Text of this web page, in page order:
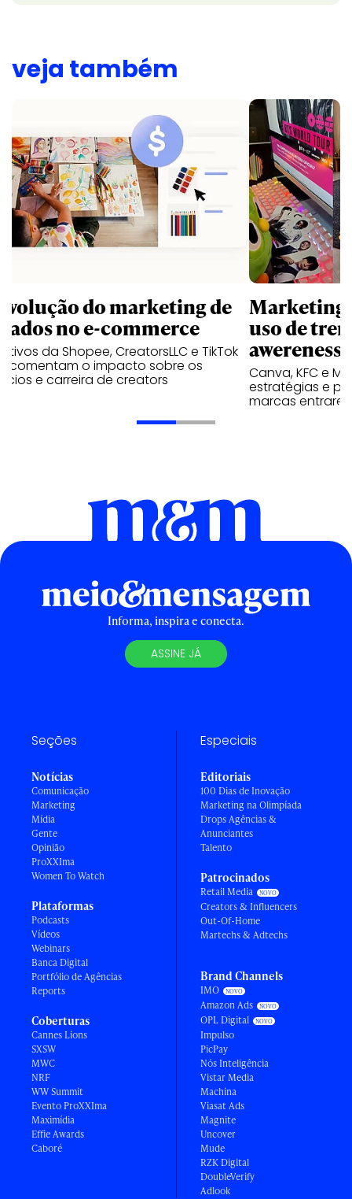
veja também
do marketing de
no e-commerce
da Shopee, CreatorsLLC e TikTok
comentam o impacto sobre os
e carreira de creators
Marketing
uso de
awereness
Canva, KFC e
estratégias e
marcas
Informa, inspira e conecta.
ASSINE JÁ
Seções
Notícias
Comunicação
Marketing
Mídia
Gente
Opinião
ProXXIma
Women To Watch
Plataformas
Podcasts
Vídeos
Webinars
Banca Digital
Portfólio de Agências
Reports
Coberturas
Cannes Lions
SXSW
MWC
NRF
WW Summit
Evento ProXXIma
Maximídia
Effie Awards
Caboré
Especiais
Editoriais
100 Dias de Inovação
Marketing na Olimpíada
Drops Agências &
Anunciantes
Talento
Patrocinados
Retail Media
Creators & Influencers
Out-Of-Home
Martechs & Adtechs
Brand Channels
IMO
Amazon Ads
OPL Digital
Impulso
PicPay
Nós Inteligência
Vistar Media
Machina
Viasat Ads
Magnite
Uncover
Mude
RZK Digital
DoubleVerify
Adlook